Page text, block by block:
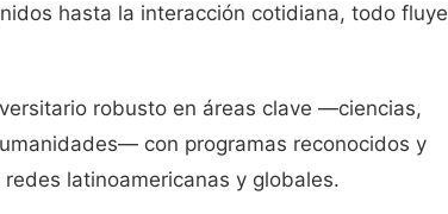
hasta la interacción cotidiana, todo fluye
robusto en áreas clave —ciencias,
con programas reconocidos y
latinoamericanas y globales.